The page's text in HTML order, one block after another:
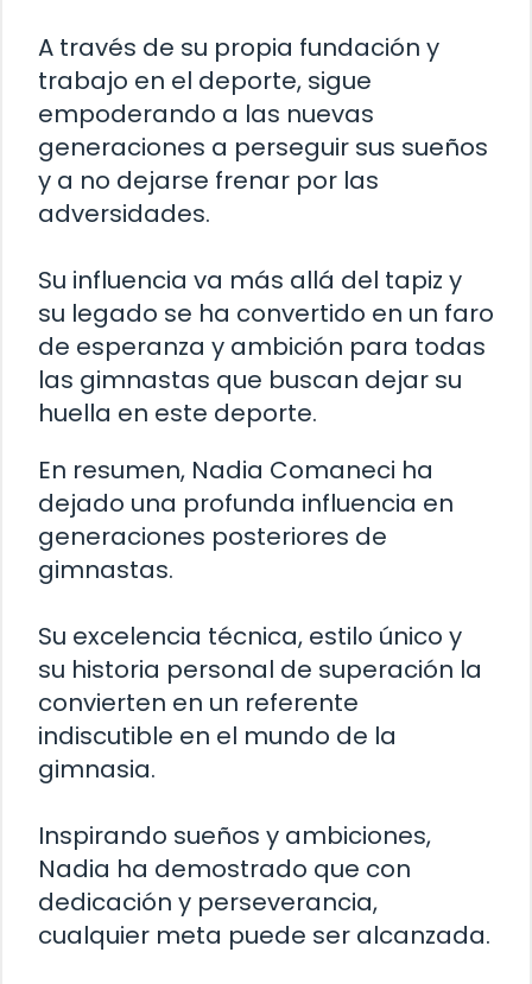
A través de su propia fundación y
trabajo en el deporte, sigue
empoderando a las nuevas
generaciones a perseguir sus sueños
y a no dejarse frenar por las
adversidades.
Su influencia va más allá del tapiz y
su legado se ha convertido en un faro
de esperanza y ambición para todas
las gimnastas que buscan dejar su
huella en este deporte.
En resumen, Nadia Comaneci ha
dejado una profunda influencia en
generaciones posteriores de
gimnastas.
Su excelencia técnica, estilo único y
su historia personal de superación la
convierten en un referente
indiscutible en el mundo de la
gimnasia.
Inspirando sueños y ambiciones,
Nadia ha demostrado que con
dedicación y perseverancia,
cualquier meta puede ser alcanzada.